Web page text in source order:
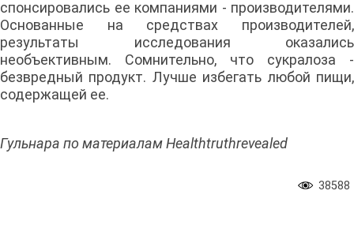
спонсировались ее компаниями - производителями.
Основанные на средствах производителей,
результаты исследования оказались
необъективным. Сомнительно, что сукралоза -
безвредный продукт. Лучше избегать любой пищи,
содержащей ее.
Гульнара по материалам Healthtruthrevealed
38588